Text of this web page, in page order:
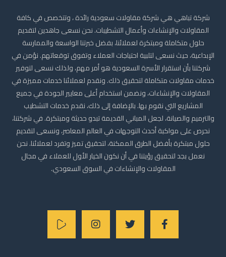
شركة تباهي هي شركة مقاولات سعودية رائدة ، وتتخصص في كافة
المقاولات والإنشاءات وأعمال التشطيبات. نحن نسعى جاهدين لتقديم
حلول متكاملة ومبتكرة لعملائنا، بفضل خبرتنا الواسعة والممارسة
الإبداعية، حيث نسعى لتلبية احتياجات العملاء وتفوق توقعاتهم. نؤمن في
شركتنا بأن استقرار الأسرة السعودية هو أمر مهم، ولذلك نسعى لتوفير
خدمات مقاولات متكاملة لتحقيق ذلك. ونقدم لعملائنا خدمات مميزة في
المقاولات والإنشاءات، ونضمن استخدام أعلى معايير الجودة في جميع
المشاريع التي نقوم بها. بالإضافة إلى ذلك، نقدم خدمات التشطيب
والترميم والصيانة، لجعل المباني القديمة تبدو حديثة ومبتكرة. في شركتنا،
نحرص على مواكبة أحدث التوجهات في العالم المعاصر، ونسعى لتقديم
حلول مبتكرة بأفضل الطرق الممكنة، لتحقيق تميز وتفرد لعملائنا. نحن
نعمل بجد لتحقيق رؤيتنا في أن نكون الخيار الأول للعملاء في مجال
المقاولات والإنشاءات في السوق السعودي.